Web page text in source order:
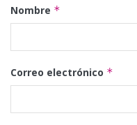
Nombre *
Correo electrónico *